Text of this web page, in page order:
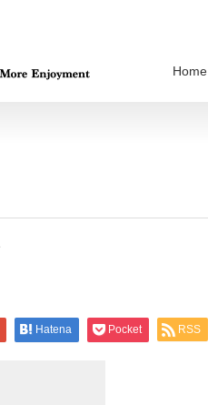
Home
Hatena Pocket RSS